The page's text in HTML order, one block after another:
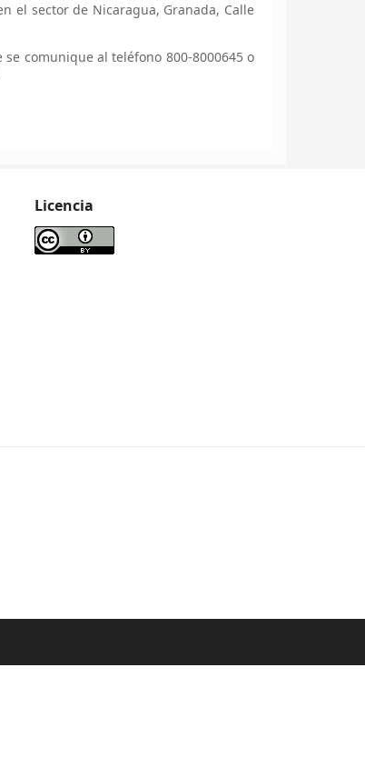
el sector de Nicaragua, Granada, Calle
comunique al teléfono 800-8000645 o
Licencia